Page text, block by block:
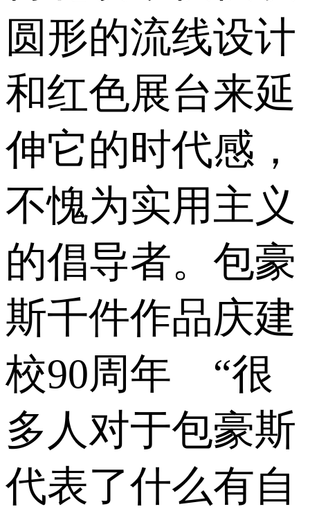
圆形的流线设计
和红色展台来延
伸它的时代感，
不愧为实用主义
的倡导者。包豪
斯千件作品庆建
校90周年 “很
多人对于包豪斯
代表了什么有自